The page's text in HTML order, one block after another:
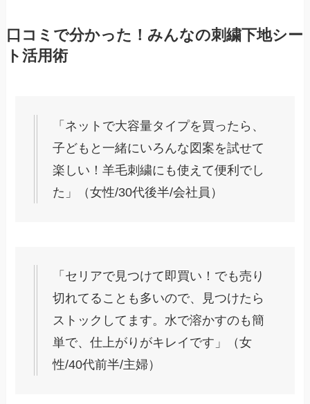
口コミで分かった！みんなの刺繍下地シー
ト活用術
「ネットで大容量タイプを買ったら、
子どもと一緒にいろんな図案を試せて
楽しい！羊毛刺繍にも使えて便利でし
た」（女性/30代後半/会社員）
「セリアで見つけて即買い！でも売り
切れてることも多いので、見つけたら
ストックしてます。水で溶かすのも簡
単で、仕上がりがキレイです」（女
性/40代前半/主婦）